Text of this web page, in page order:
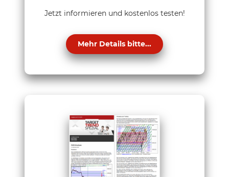
Jetzt informieren und kostenlos testen!
Mehr Details bitte...